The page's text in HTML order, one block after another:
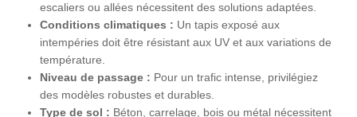
escaliers ou allées nécessitent des solutions adaptées.
Conditions climatiques : Un tapis exposé aux
intempéries doit être résistant aux UV et aux variations de
température.
Niveau de passage : Pour un trafic intense, privilégiez
des modèles robustes et durables.
Type de sol : Béton, carrelage, bois ou métal nécessitent